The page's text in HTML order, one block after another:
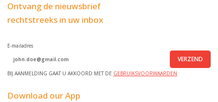
Ontvang de nieuwsbrief
rechtstreeks in uw inbox
E-mailadres
VERZEND
BIJ AANMELDING GAAT U AKKOORD MET DE GEBRUIKSVOORWAARDEN
Download our App